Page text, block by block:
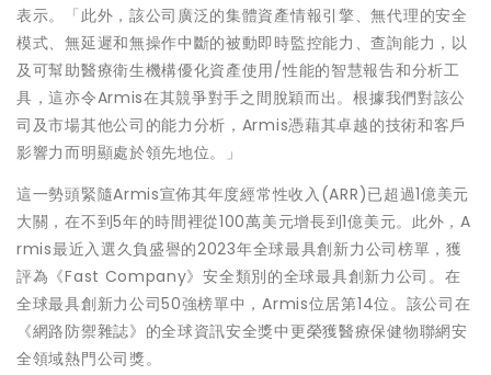
表示。「此外，該公司廣泛的集體資產情報引擎、無代理的安全
模式、無延遲和無操作中斷的被動即時監控能力、查詢能力，以
及可幫助醫療衛生機構優化資產使用/性能的智慧報告和分析工
具，這亦令Armis在其競爭對手之間脫穎而出。根據我們對該公
司及市場其他公司的能力分析，Armis憑藉其卓越的技術和客戶
影響力而明顯處於領先地位。」
這一勢頭緊隨Armis宣佈其年度經常性收入(ARR)已超過1億美元
大關，在不到5年的時間裡從100萬美元增長到1億美元。此外，A
rmis最近入選久負盛譽的2023年全球最具創新力公司榜單，獲
評為《Fast Company》安全類別的全球最具創新力公司。在
全球最具創新力公司50強榜單中，Armis位居第14位。該公司在
《網路防禦雜誌》的全球資訊安全獎中更榮獲醫療保健物聯網安
全領域熱門公司獎。